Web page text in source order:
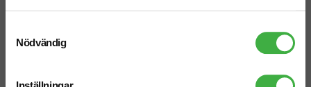
Nödvändig